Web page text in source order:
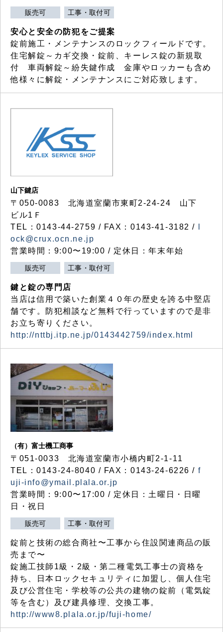
販売可 工事・取付可
安心と安全の防犯をご提案
錠前施工・メンテナンスのロックフィールドです。
住宅解錠～カギ交換・錠前、キーレス錠の新規取
付 車両解錠～紛失鍵作成 金庫やロッカーも含め
他様々に解錠・メンテナンスにご対応致します。
山下鍵店
〒050-0083 北海道室蘭市東町2-24-24 山下
ビル1Ｆ
TEL：0143-44-2759 / FAX：0143-41-3182 /
ock@crux.ocn.ne.jp
営業時間：9:00〜19:00 / 定休日：年末年始
販売可 工事・取付可
鍵と錠の専門店
当店は信用で築いた創業４０年の歴史を誇る中堅店
舗です。防犯相談など無料で行っていますので是非
お立ち寄りください。
http://nttbj.itp.ne.jp/0143442759/index.html
（有）富士機工商事
〒051-0033 北海道室蘭市小橋内町2-1-11
TEL：0143-24-8040 / FAX：0143-24-6226 / f
uji-info@ymail.plala.or.jp
営業時間：9:00〜17:00 / 定休日：土曜日・日曜
日・祝日
販売可 工事・取付可
錠前と技術の総合商社〜工事から住設関連商品の販
売まで〜
錠施工技師1級・2級・第二種電気工事士の資格を
持ち、日本ロックセキュリティに加盟し、個人住宅
及び公営住宅・学校等の公共の建物の錠前（電気錠
等を含む）及び建具修理、交換工事。
http://www8.plala.or.jp/fuji-home/